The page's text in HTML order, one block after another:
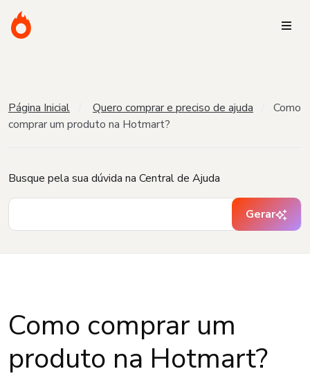
Página Inicial Quero comprar e preciso de ajuda
Como
comprar um produto na Hotmart?
Busque pela sua dúvida na Central de Ajuda
Gerar
Como comprar um
produto na Hotmart?